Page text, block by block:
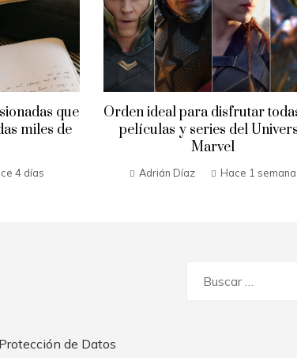
que
miles de
4 días
Orden ideal para disfrutar
películas y series del
Marvel
Adrián Díaz Hace 1 semana
de Datos